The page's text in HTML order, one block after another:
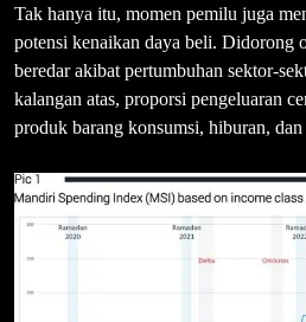
Tak hanya itu, momen pemilu juga
potensi kenaikan daya beli. Didorong
beredar akibat pertumbuhan sektor-
kalangan atas, proporsi pengeluaran
produk barang konsumsi, hiburan,